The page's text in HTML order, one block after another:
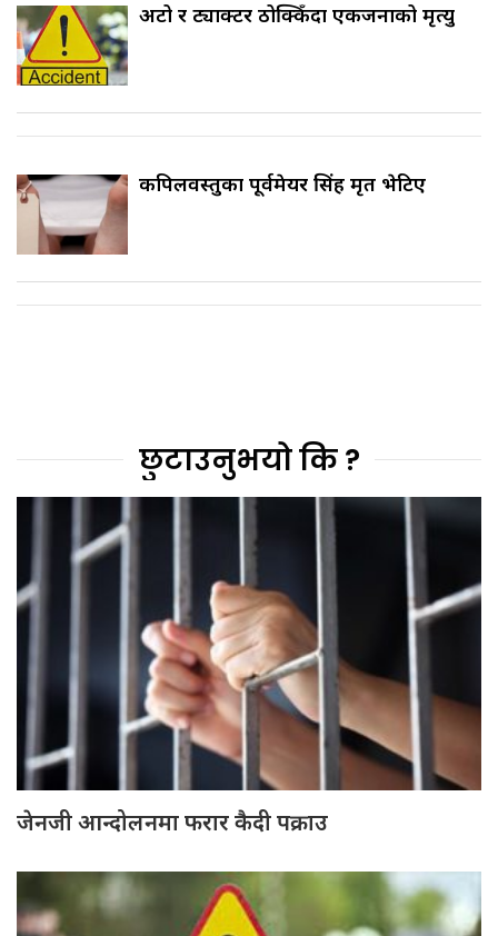
अटो र ट्याक्टर ठोक्किँदा एकजनाको मृत्यु
कपिलवस्तुका पूर्वमेयर सिंह मृत भेटिए
छुटाउनुभयो कि ?
जेनजी आन्दोलनमा फरार कैदी पक्राउ